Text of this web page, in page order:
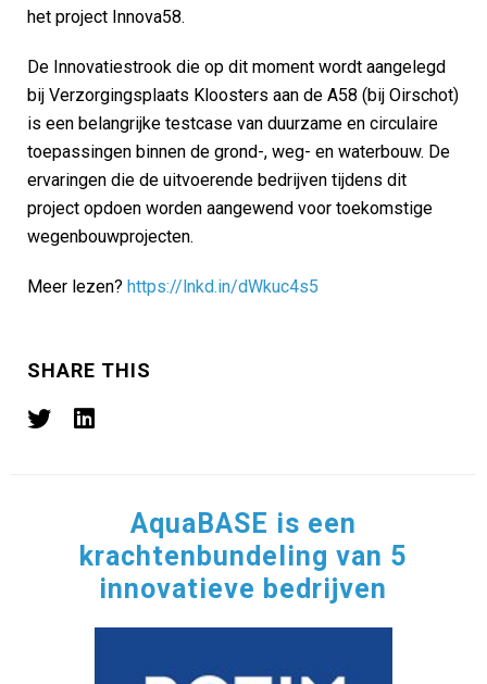
het project Innova58.
De Innovatiestrook die op dit moment wordt aangelegd
bij Verzorgingsplaats Kloosters aan de A58 (bij Oirschot)
is een belangrijke testcase van duurzame en circulaire
toepassingen binnen de grond-, weg- en waterbouw. De
ervaringen die de uitvoerende bedrijven tijdens dit
project opdoen worden aangewend voor toekomstige
wegenbouwprojecten.
Meer lezen? https://lnkd.in/dWkuc4s5
SHARE THIS
AquaBASE is een
krachtenbundeling van 5
innovatieve bedrijven